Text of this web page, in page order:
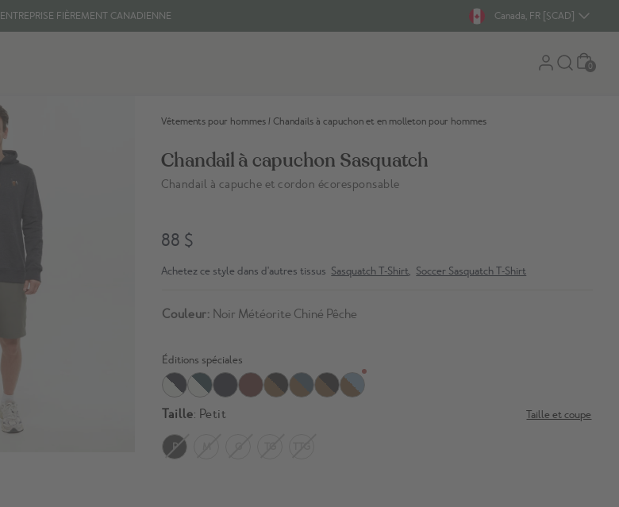
ENTREPRISE FIÈREMENT CANADIENNE Canada, FR [$CAD]
Panier
0
Vêtements pour hommes / Chandails à capuchon et en molleton pour hommes
Chandail à capuchon Sasquatch
Chandail à capuche et cordon écoresponsable
88 $
Achetez ce style dans d'autres tissus Sasquatch T-Shirt, Soccer Sasquatch T-Shirt
Couleur: Noir Météorite Chiné Pêche
Éditions spéciales
Taille: Petit Taille et coupe
P